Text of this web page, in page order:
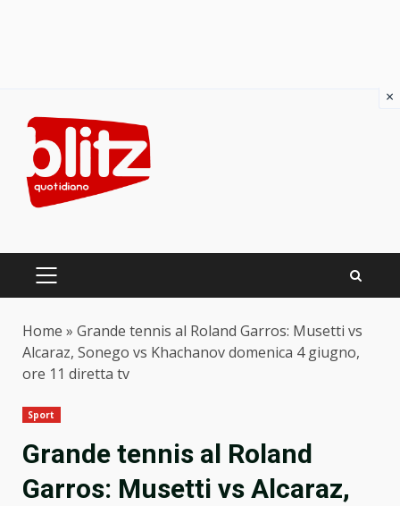
content
PRIMARY
Home » Grande tennis al Roland Garros: Musetti vs
Alcaraz, Sonego vs Khachanov domenica 4 giugno,
ore 11 diretta tv
Sport
Grande tennis al Roland
Garros: Musetti vs Alcaraz,
×